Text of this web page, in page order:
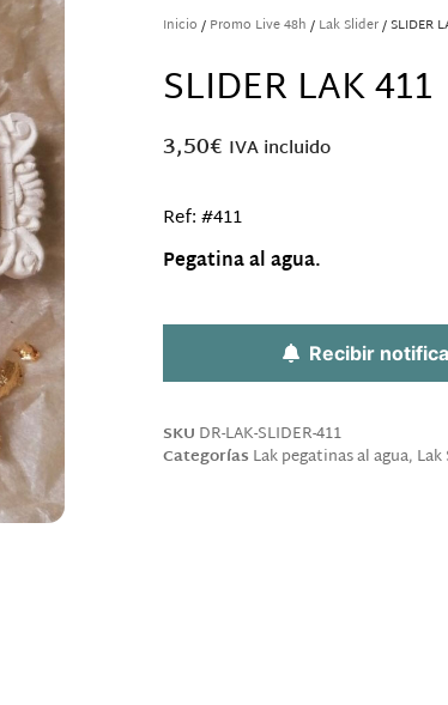
Inicio / Promo Live 48h / Lak Slider/ SLIDER
SLIDER LAK 411
3,50€ IVA incluido
Ref: #411
Pegatina al agua.
Recibir
SKU DR-LAK-SLIDER-411
Categorías Lak pegatinas al agua,